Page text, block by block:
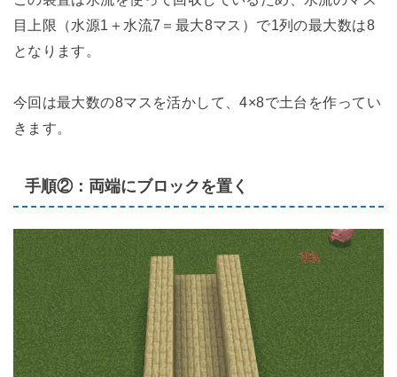
目上限（水源1＋水流7＝最大8マス）で1列の最大数は8
となります。
今回は最大数の8マスを活かして、4×8で土台を作ってい
きます。
手順②：両端にブロックを置く